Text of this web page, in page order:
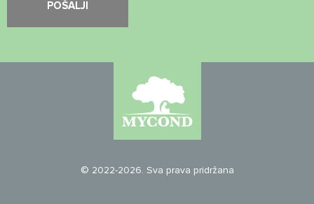
© 2022-2026. Sva prava pridržana